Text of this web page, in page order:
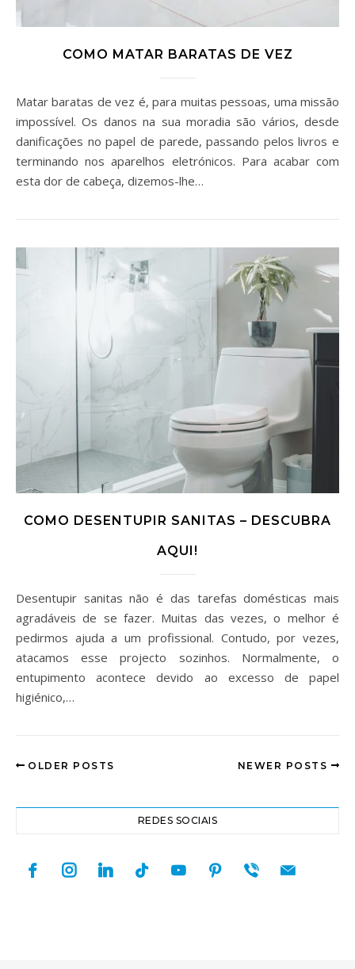
COMO MATAR BARATAS DE VEZ
Matar baratas de vez é, para muitas pessoas, uma missão
impossível. Os danos na sua moradia são vários, desde
danificações no papel de parede, passando pelos livros e
terminando nos aparelhos eletrónicos. Para acabar com
esta dor de cabeça, dizemos-lhe…
COMO DESENTUPIR SANITAS – DESCUBRA
AQUI!
Desentupir sanitas não é das tarefas domésticas mais
agradáveis de se fazer. Muitas das vezes, o melhor é
pedirmos ajuda a um profissional. Contudo, por vezes,
atacamos esse projecto sozinhos. Normalmente, o
entupimento acontece devido ao excesso de papel
higiénico,…
OLDER POSTS NEWER POSTS
REDES SOCIAIS
facebookinstagramlinkedintiktok youtubepinterest
viber mail